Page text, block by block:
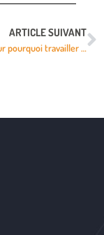
ARTICLE SUIVANT
Tout savoir sur pourquoi travailler dans l’événementiel